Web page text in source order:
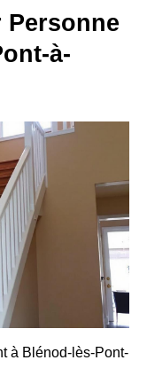
Personne
à-
à Blénod-lès-Pont-